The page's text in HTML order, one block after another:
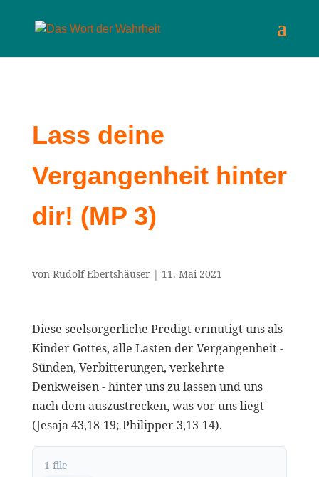
Lass deine
Vergangenheit hinter
dir! (MP 3)
von Rudolf Ebertshäuser| 11. Mai 2021
Diese seelsorgerliche Predigt ermutigt uns als
Kinder Gottes, alle Lasten der Vergangenheit -
Sünden, Verbitterungen, verkehrte
Denkweisen - hinter uns zu lassen und uns
nach dem auszustrecken, was vor uns liegt
(Jesaja 43,18-19; Philipper 3,13-14).
1 file